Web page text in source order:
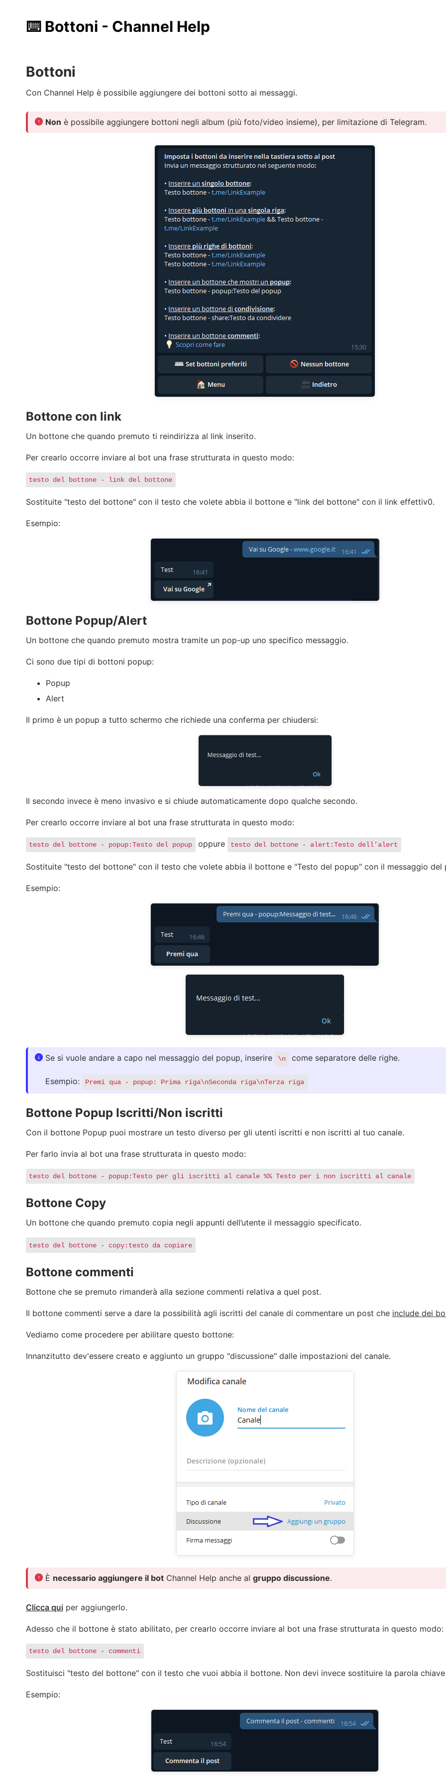
⌨️ Bottoni - Channel Help
Bottoni
Con Channel Help è possibile aggiungere dei bottoni sotto ai messaggi.
Non è possibile aggiungere bottoni negli album (più foto/video insieme), per limitazione di Telegram.
Bottone con link
Un bottone che quando premuto ti reindirizza al link inserito.
Per crearlo occorre inviare al bot una frase strutturata in questo modo:
testo del bottone - link del bottone
Sostituite "testo del bottone" con il testo che volete abbia il bottone e "link del bottone" con il link effettiv0.
Esempio:
Bottone Popup/Alert
Un bottone che quando premuto mostra tramite un pop-up uno specifico messaggio.
Ci sono due tipi di bottoni popup:
Popup
Alert
Il primo è un popup a tutto schermo che richiede una conferma per chiudersi:
Il secondo invece è meno invasivo e si chiude automaticamente dopo qualche secondo.
Per crearlo occorre inviare al bot una frase strutturata in questo modo:
testo del bottone - popup:Testo del popup oppure testo del bottone - alert:Testo dell’alert
Sostituite "testo del bottone" con il testo che volete abbia il bottone e "Testo del popup" con il messaggio del
Esempio:
Se si vuole andare a capo nel messaggio del popup, inserire \n come separatore delle righe.
Esempio: Premi qua - popup: Prima riga\nSeconda riga\nTerza riga
Bottone Popup Iscritti/Non iscritti
Con il bottone Popup puoi mostrare un testo diverso per gli utenti iscritti e non iscritti al tuo canale.
Per farlo invia al bot una frase strutturata in questo modo:
testo del bottone - popup:Testo per gli iscritti al canale %% Testo per i non iscritti al canale
Bottone Copy
Un bottone che quando premuto copia negli appunti dell’utente il messaggio specificato.
testo del bottone - copy:testo da copiare
Bottone commenti
Bottone che se premuto rimanderà alla sezione commenti relativa a quel post.
Il bottone commenti serve a dare la possibilità agli iscritti del canale di commentare un post che include dei
Vediamo come procedere per abilitare questo bottone:
Innanzitutto dev'essere creato e aggiunto un gruppo "discussione" dalle impostazioni del canale.
È necessario aggiungere il bot Channel Help anche al gruppo discussione.
Clicca qui per aggiungerlo.
Adesso che il bottone è stato abilitato, per crearlo occorre inviare al bot una frase strutturata in questo modo:
testo del bottone - commenti
Sostituisci "testo del bottone" con il testo che vuoi abbia il bottone. Non devi invece sostituire la parola
Esempio: